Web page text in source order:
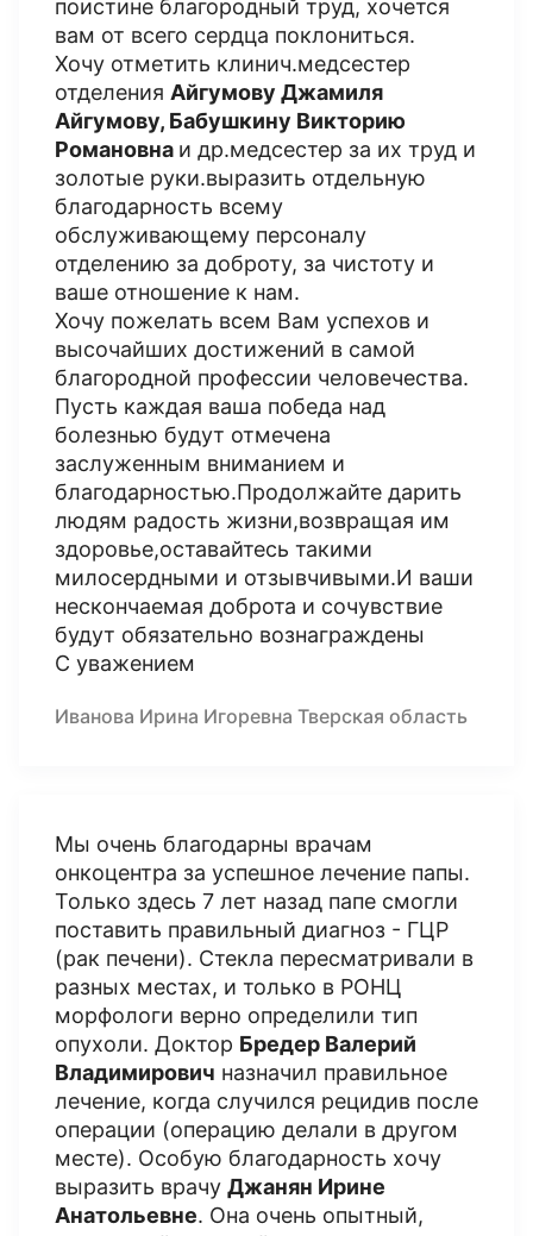
поистине благородный труд, хочется
вам от всего сердца поклониться.
Хочу отметить клинич.медсестер
отделения Айгумову Джамиля
Айгумову, Бабушкину Викторию
Романовна и др.медсестер за их труд и
золотые руки.выразить отдельную
благодарность всему
обслуживающему персоналу
отделению за доброту, за чистоту и
ваше отношение к нам.
Хочу пожелать всем Вам успехов и
высочайших достижений в самой
благородной профессии человечества.
Пусть каждая ваша победа над
болезнью будут отмечена
заслуженным вниманием и
благодарностью.Продолжайте дарить
людям радость жизни,возвращая им
здоровье,оставайтесь такими
милосердными и отзывчивыми.И ваши
нескончаемая доброта и сочувствие
будут обязательно вознаграждены
С уважением
Иванова Ирина Игоревна Тверская область
Мы очень благодарны врачам
онкоцентра за успешное лечение папы.
Только здесь 7 лет назад папе смогли
поставить правильный диагноз - ГЦР
(рак печени). Стекла пересматривали в
разных местах, и только в РОНЦ
морфологи верно определили тип
опухоли. Доктор Бредер Валерий
Владимирович назначил правильное
лечение, когда случился рецидив после
операции (операцию делали в другом
месте). Особую благодарность хочу
выразить врачу Джанян Ирине
Анатольевне. Она очень опытный,